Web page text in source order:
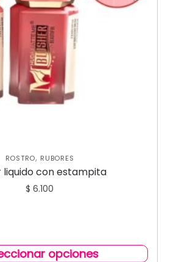
ROSTRO, RUBORES
liquido con estampita
$ 6.100
opciones